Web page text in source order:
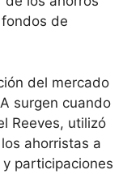
de
del mercado
surgen cuando
Reeves, utilizó
ahorristas a
participaciones